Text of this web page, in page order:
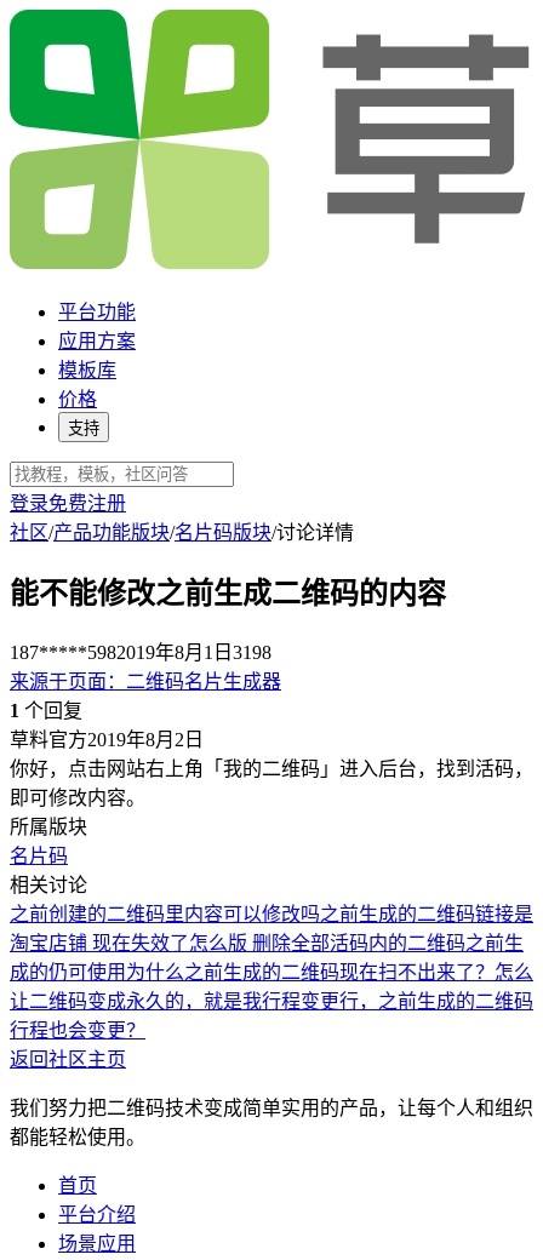
平台功能
应用方案
模板库
价格
支持
登录免费注册
社区/产品功能版块/名片码版块/讨论详情
能不能修改之前生成二维码的内容
187*****5982019年8月1日 3198
来源于页面 ： 二维码名片生成器
1 个回复
草料官方2019年8月2日
你好，点击网站右上角「我的二维码」进入后台，找到活码，
即可修改内容。
所属版块
名片码
相关讨论
之前创建的二维码里内容可以修改吗之前生成的二维码链接是
淘宝店铺 现在失效了怎么版 删除全部活码内的二维码之前生
成的仍可使用 为什么之前生成的二维码现在扫不出来了？ 怎么
让二维码变成永久的，就是我行程变更行，之前生成的二维码
行程也会变更？
返回社区主页
我们努力把二维码技术变成简单实用的产品，让每个人和组织
都能轻松使用。
首页
平台介绍
场景应用